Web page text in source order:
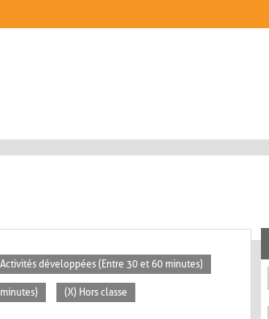
développées (Entre 30 et 60 minutes)
(X) Hors classe